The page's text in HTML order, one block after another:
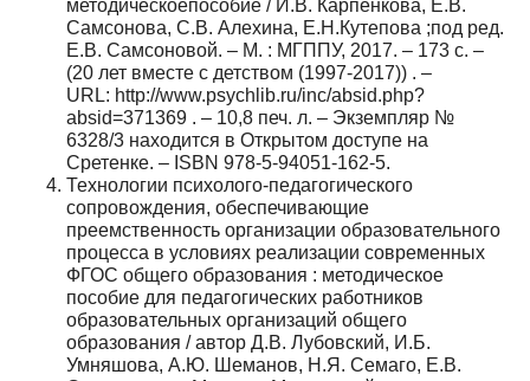
методическоепособие / И.В. Карпенкова, Е.В.
Самсонова, С.В. Алехина, Е.Н.Кутепова ;под ред.
Е.В. Самсоновой. – М. : МГППУ, 2017. – 173 с. –
(20 лет вместе с детством (1997-2017)) . –
URL: http://www.psychlib.ru/inc/absid.php?
absid=371369 . – 10,8 печ. л. – Экземпляр №
6328/3 находится в Открытом доступе на
Сретенке. – ISBN 978-5-94051-162-5.
Технологии психолого-педагогического
сопровождения, обеспечивающие
преемственность организации образовательного
процесса в условиях реализации современных
ФГОС общего образования : методическое
пособие для педагогических работников
образовательных организаций общего
образования / автор Д.В. Лубовский, И.Б.
Умняшова, А.Ю. Шеманов, Н.Я. Семаго, Е.В.